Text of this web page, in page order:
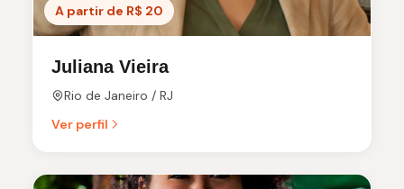
A partir de R$ 20
Juliana Vieira
Rio de Janeiro / RJ
Ver perfil